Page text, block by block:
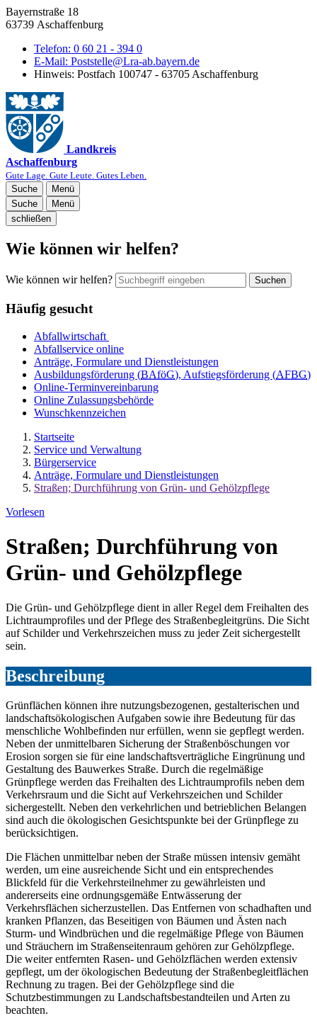
Bayernstraße 18
63739 Aschaffenburg
Telefon: 0 60 21 - 394 0
E-Mail: Poststelle@Lra-ab.bayern.de
Hinweis: Postfach 100747 - 63705 Aschaffenburg
Landkreis
Aschaffenburg
Gute Lage. Gute Leute. Gutes Leben.
Suche
Menü
Suche
Menü
schließen
Wie können wir helfen?
Wie können wir helfen? Suchen
Häufig gesucht
Abfallwirtschaft
Abfallservice online
Anträge, Formulare und Dienstleistungen
Ausbildungsförderung (BAföG), Aufstiegsförderung (AFBG)
Online-Terminvereinbarung
Online Zulassungsbehörde
Wunschkennzeichen
Startseite
Service und Verwaltung
Bürgerservice
Anträge, Formulare und Dienstleistungen
Straßen; Durchführung von Grün- und Gehölzpflege
Vorlesen
Straßen; Durchführung von
Grün- und Gehölzpflege
Die Grün- und Gehölzpflege dient in aller Regel dem Freihalten des
Lichtraumprofiles und der Pflege des Straßenbegleitgrüns. Die Sicht
auf Schilder und Verkehrszeichen muss zu jeder Zeit sichergestellt
sein.
Beschreibung
Grünflächen können ihre nutzungsbezogenen, gestalterischen und
landschaftsökologischen Aufgaben sowie ihre Bedeutung für das
menschliche Wohlbefinden nur erfüllen, wenn sie gepflegt werden.
Neben der unmittelbaren Sicherung der Straßenböschungen vor
Erosion sorgen sie für eine landschaftsverträgliche Eingrünung und
Gestaltung des Bauwerkes Straße. Durch die regelmäßige
Grünpflege werden das Freihalten des Lichtraumprofils neben dem
Verkehrsraum und die Sicht auf Verkehrszeichen und Schilder
sichergestellt. Neben den verkehrlichen und betrieblichen Belangen
sind auch die ökologischen Gesichtspunkte bei der Grünpflege zu
berücksichtigen.
Die Flächen unmittelbar neben der Straße müssen intensiv gemäht
werden, um eine ausreichende Sicht und ein entsprechendes
Blickfeld für die Verkehrsteilnehmer zu gewährleisten und
andererseits eine ordnungsgemäße Entwässerung der
Verkehrsflächen sicherzustellen. Das Entfernen von schadhaften und
kranken Pflanzen, das Beseitigen von Bäumen und Ästen nach
Sturm- und Windbrüchen und die regelmäßige Pflege von Bäumen
und Sträuchern im Straßenseitenraum gehören zur Gehölzpflege.
Die weiter entfernten Rasen- und Gehölzflächen werden extensiv
gepflegt, um der ökologischen Bedeutung der Straßenbegleitflächen
Rechnung zu tragen. Bei der Gehölzpflege sind die
Schutzbestimmungen zu Landschaftsbestandteilen und Arten zu
beachten.